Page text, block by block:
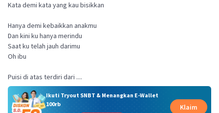
Kata demi kata yang kau bisikkan
Hanya demi kebaikkan anakmu
Dan kini ku hanya merindu
Saat ku telah jauh darimu
Oh ibu
Puisi di atas terdiri dari ....
Ikuti Tryout SNBT & Menangkan E-Wallet
100rb
Klaim